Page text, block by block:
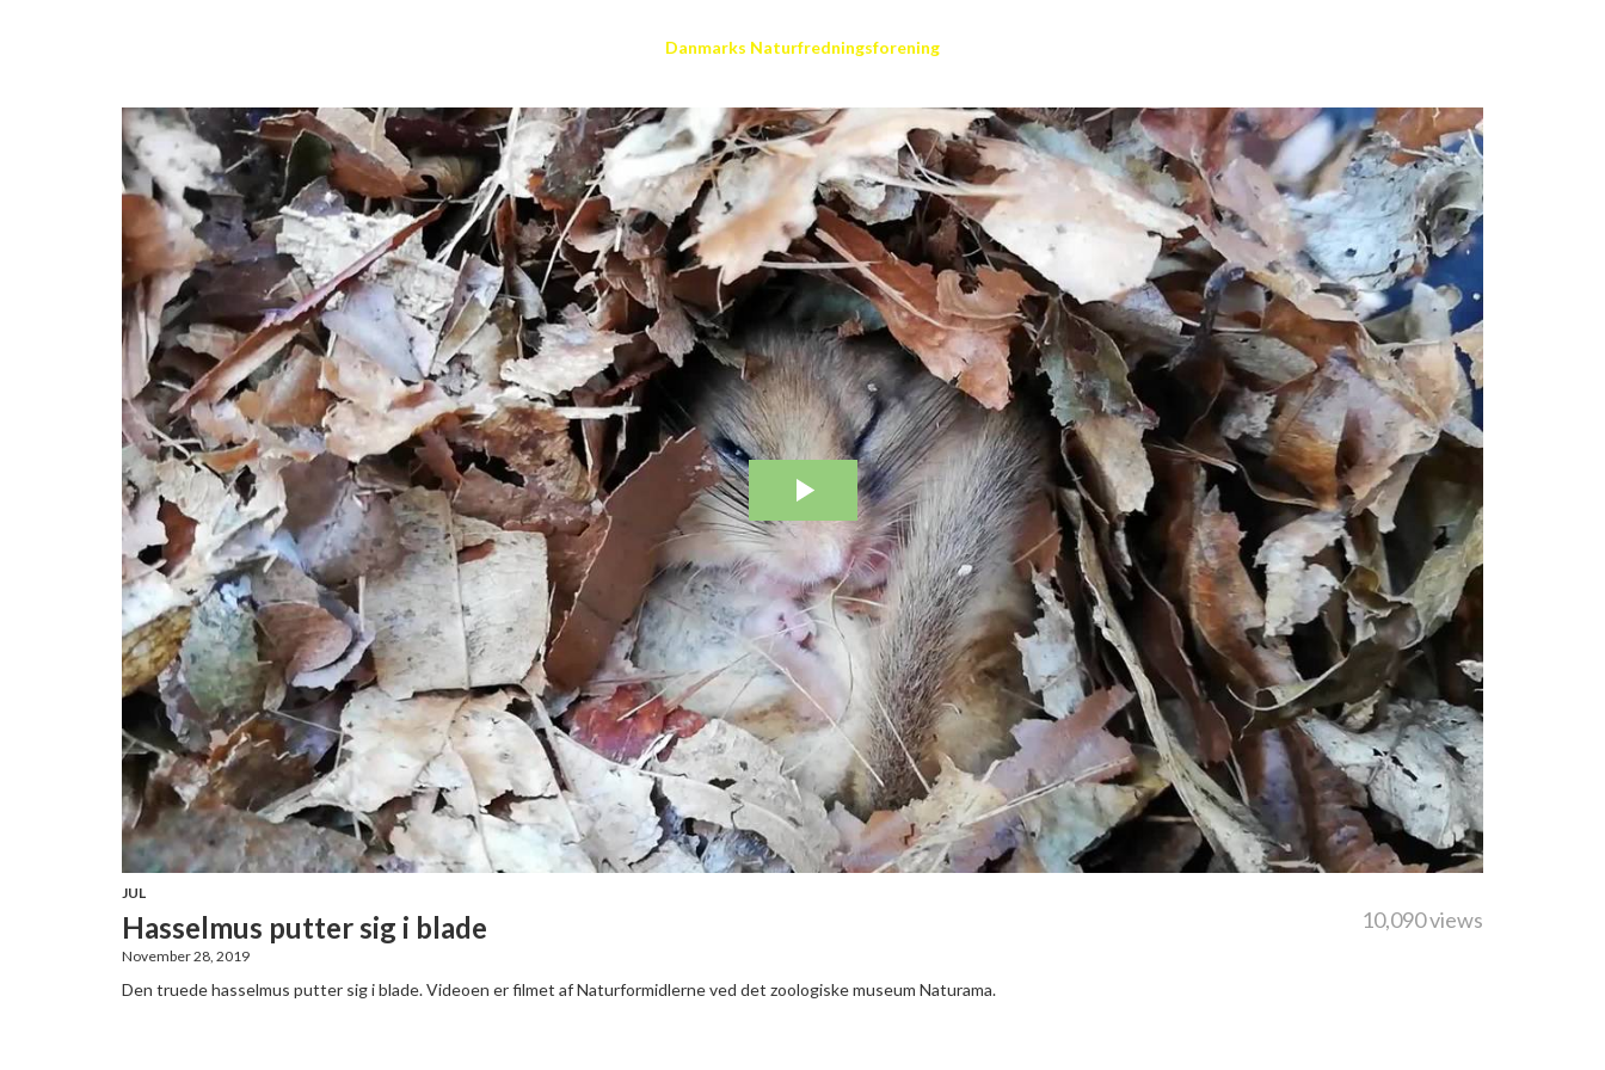
Danmarks Naturfredningsforening
JUL
Hasselmus putter sig i blade 10,090 views
November 28, 2019
Den truede hasselmus putter sig i blade. Videoen er filmet af Naturformidlerne ved det zoologiske museum Naturama.